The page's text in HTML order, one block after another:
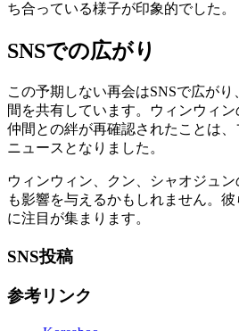
ち合っている様子が印象的でした。
SNSでの広がり
この予期しない再会はSNSで広が
間を共有しています。ウィンウィ
仲間との絆が再確認されたことは
ニュースとなりました。
ウィンウィン、クン、シャオジュ
も影響を与えるかもしれません。
に注目が集まります。
SNS投稿
参考リンク